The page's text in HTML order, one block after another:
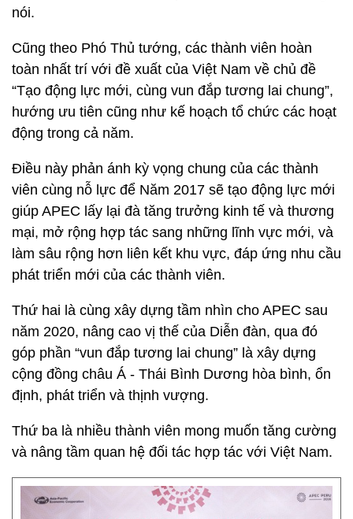
nói.
Cũng theo Phó Thủ tướng, các thành viên hoàn
toàn nhất trí với đề xuất của Việt Nam về chủ đề
“Tạo động lực mới, cùng vun đắp tương lai chung”,
hướng ưu tiên cũng như kế hoạch tổ chức các hoạt
động trong cả năm.
Điều này phản ánh kỳ vọng chung của các thành
viên cùng nỗ lực để Năm 2017 sẽ tạo động lực mới
giúp APEC lấy lại đà tăng trưởng kinh tế và thương
mại, mở rộng hợp tác sang những lĩnh vực mới, và
làm sâu rộng hơn liên kết khu vực, đáp ứng nhu cầu
phát triển mới của các thành viên.
Thứ hai là cùng xây dựng tầm nhìn cho APEC sau
năm 2020, nâng cao vị thế của Diễn đàn, qua đó
góp phần “vun đắp tương lai chung” là xây dựng
cộng đồng châu Á - Thái Bình Dương hòa bình, ổn
định, phát triển và thịnh vượng.
Thứ ba là nhiều thành viên mong muốn tăng cường
và nâng tầm quan hệ đối tác hợp tác với Việt Nam.